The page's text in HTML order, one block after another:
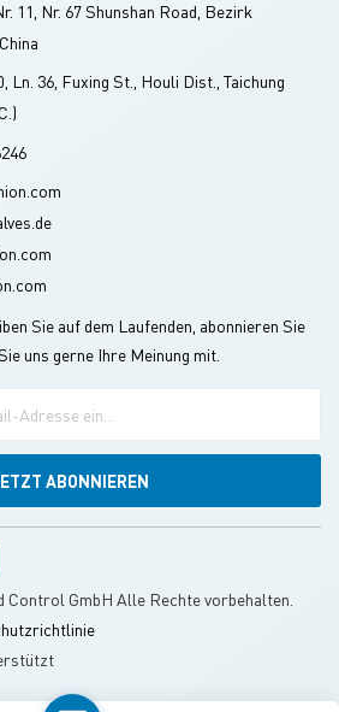
11, Nr. 67 Shunshan Road, Bezirk
Ln. 36, Fuxing St., Houli Dist., Taichung
Sie auf dem Laufenden, abonnieren Sie
uns gerne Ihre Meinung mit.
Control GmbH Alle Rechte vorbehalten.